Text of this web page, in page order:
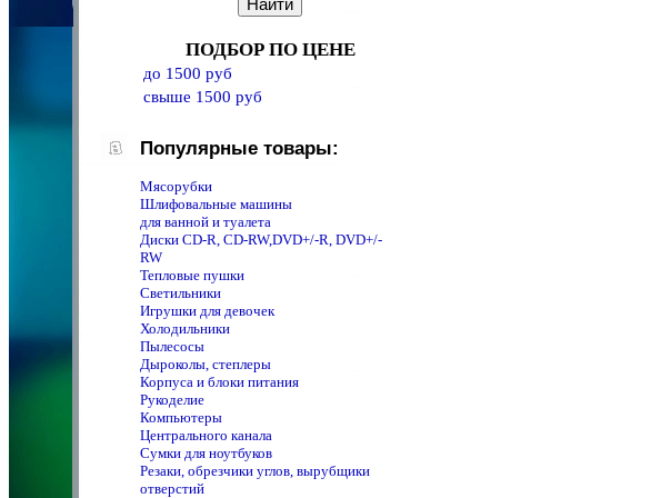
ПОДБОР ПО ЦЕНЕ
до 1500 руб
свыше 1500 руб
Популярные товары:
Мясорубки
Шлифовальные машины
для ванной и туалета
Диски CD-R, CD-RW,DVD+/-R, DVD+/-
RW
Тепловые пушки
Светильники
Игрушки для девочек
Холодильники
Пылесосы
Дыроколы, степлеры
Корпуса и блоки питания
Рукоделие
Компьютеры
Центрального канала
Сумки для ноутбуков
Резаки, обрезчики углов, вырубщики
отверстий